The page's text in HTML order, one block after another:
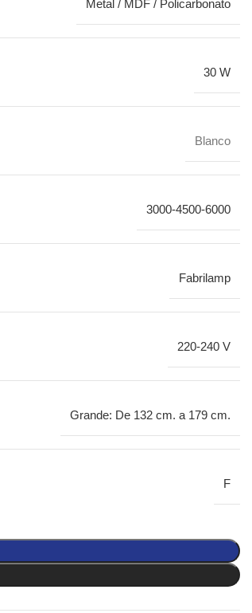
Metal / MDF / Policarbonato
30 W
Blanco
3000-4500-6000
Fabrilamp
220-240 V
Grande: De 132 cm. a 179 cm.
F